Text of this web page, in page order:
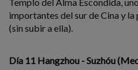
importantes del sur de Cina y la
(sin subir a ella).
Día 11 Hangzhou - Suzhóu